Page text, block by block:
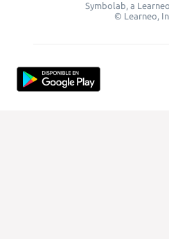
Symbolab, a
© Learneo,